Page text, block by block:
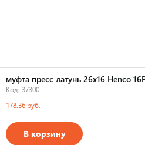
муфта пресс латунь 26x16 Henco
Код: 37300
178.36 руб.
В корзину